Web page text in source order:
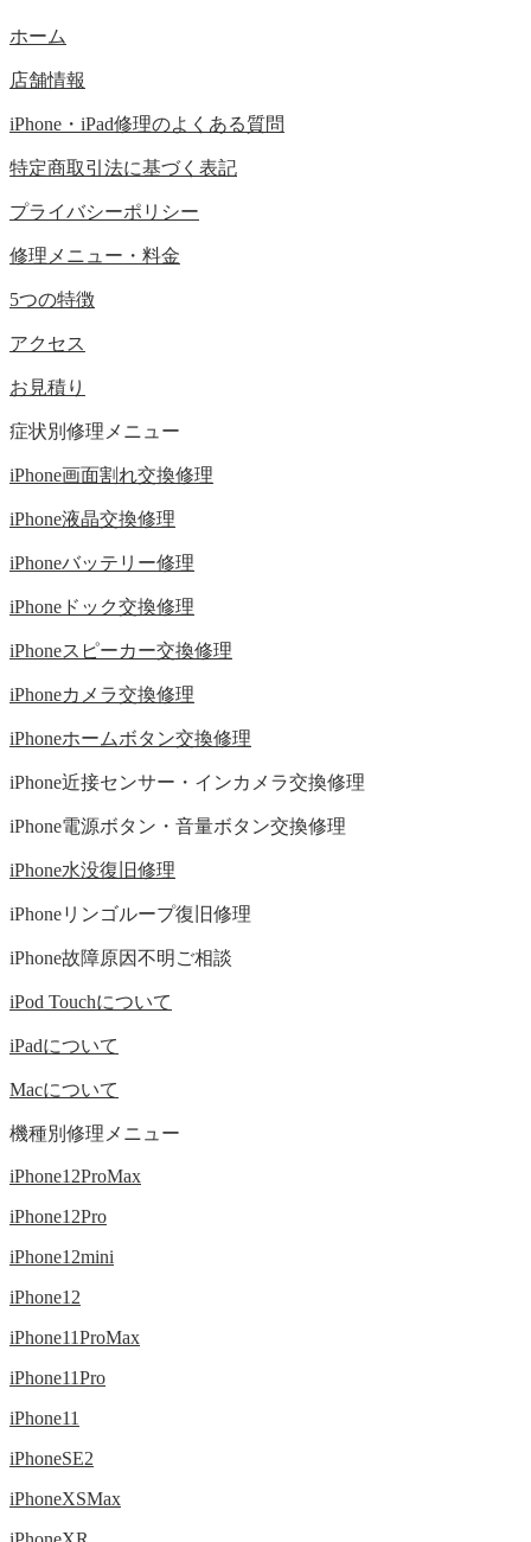
ホーム
店舗情報
iPhone・iPad修理のよくある質問
特定商取引法に基づく表記
プライバシーポリシー
修理メニュー・料金
5つの特徴
アクセス
お見積り
症状別修理メニュー
iPhone画面割れ交換修理
iPhone液晶交換修理
iPhoneバッテリー修理
iPhoneドック交換修理
iPhoneスピーカー交換修理
iPhoneカメラ交換修理
iPhoneホームボタン交換修理
iPhone近接センサー・インカメラ交換修理
iPhone電源ボタン・音量ボタン交換修理
iPhone水没復旧修理
iPhoneリンゴループ復旧修理
iPhone故障原因不明ご相談
iPod Touchについて
iPadについて
Macについて
機種別修理メニュー
iPhone12ProMax
iPhone12Pro
iPhone12mini
iPhone12
iPhone11ProMax
iPhone11Pro
iPhone11
iPhoneSE2
iPhoneXSMax